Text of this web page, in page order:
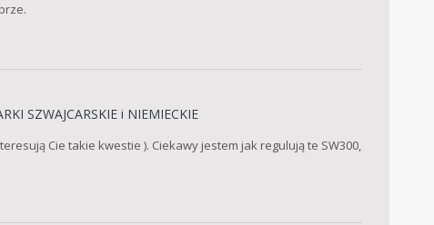
SZWAJCARSKIE i NIEMIECKIE
Cie takie kwestie ). Ciekawy jestem jak regulują te SW300,